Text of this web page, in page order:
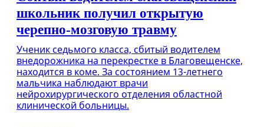
школьник получил открытую
черепно-мозговую травму
Ученик седьмого класса, сбитый водителем
внедорожника на перекрестке в Благовещенске,
находится в коме. За состоянием 13-летнего
мальчика наблюдают врачи
нейрохирургического отделения областной
клинической больницы.